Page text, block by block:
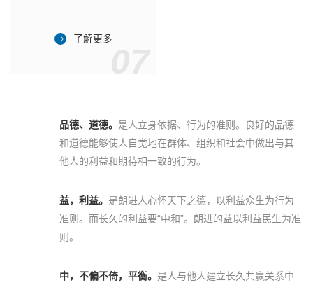
了解更多
品德、道德。 是人立身依据、行为的准则。良好的品德
和道德能够使人自觉地在群体、组织和社会中做出与其
他人的利益和期待相一致的行为。
益，利益。 是朗进人心怀天下之德，以利益众生为行为
准则。而长久的利益要“中和”。朗进的益以利益民生为准
则。
中，不偏不倚，平衡。 是人与他人建立长久共赢关系中